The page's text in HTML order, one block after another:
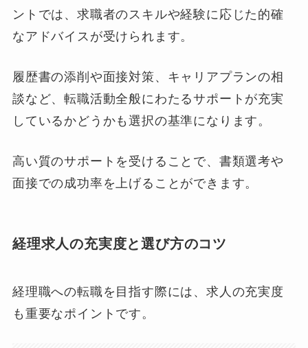
ントでは、求職者のスキルや経験に応じた的確
なアドバイスが受けられます。
履歴書の添削や面接対策、キャリアプランの相
談など、転職活動全般にわたるサポートが充実
しているかどうかも選択の基準になります。
高い質のサポートを受けることで、書類選考や
面接での成功率を上げることができます。
経理求人の充実度と選び方のコツ
経理職への転職を目指す際には、求人の充実度
も重要なポイントです。